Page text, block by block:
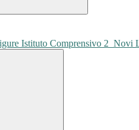
Istituto Comprensivo 2 Novi